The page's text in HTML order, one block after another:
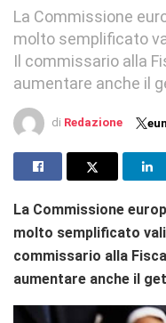
La Commissione
molto semplificato
Il commissario alla
aumentare anche il
di Redazione
La Commissione
molto semplificato
commissario alla
aumentare anche il